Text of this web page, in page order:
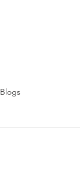
Blogs